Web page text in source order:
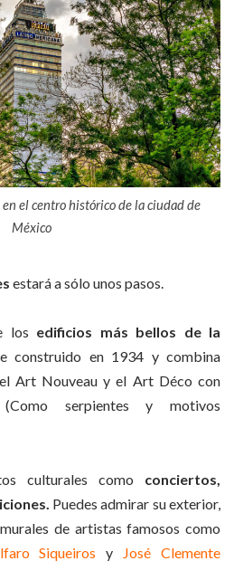
el centro histórico de la ciudad de
México
estará a sólo unos pasos.
los edificios más bellos de la
construido en 1934 y combina
Art Nouveau y el Art Déco con
(Como serpientes y motivos
culturales como conciertos,
Puedes admirar su exterior,
de artistas famosos como
Siqueiros y José Clemente